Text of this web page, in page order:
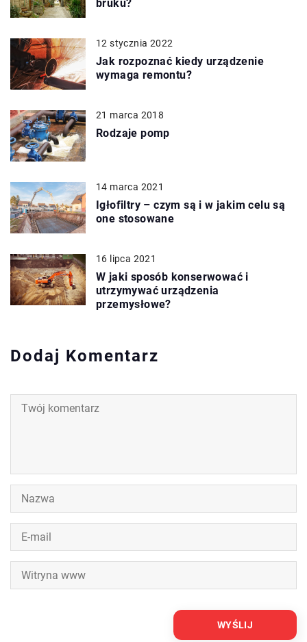
bruku?
12 stycznia 2022
Jak rozpoznać kiedy urządzenie
wymaga remontu?
21 marca 2018
Rodzaje pomp
14 marca 2021
Igłofiltry – czym są i w jakim celu są
one stosowane
16 lipca 2021
W jaki sposób konserwować i
utrzymywać urządzenia
przemysłowe?
Dodaj Komentarz